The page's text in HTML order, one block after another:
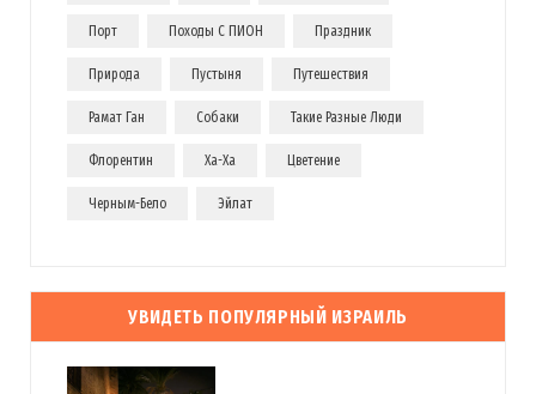
Порт Походы С ПИОН Праздник
Природа Пустыня Путешествия
Рамат Ган Собаки Такие Разные Люди
Флорентин Ха-Ха Цветение
Черным-Бело Эйлат
УВИДЕТЬ ПОПУЛЯРНЫЙ ИЗРАИЛЬ